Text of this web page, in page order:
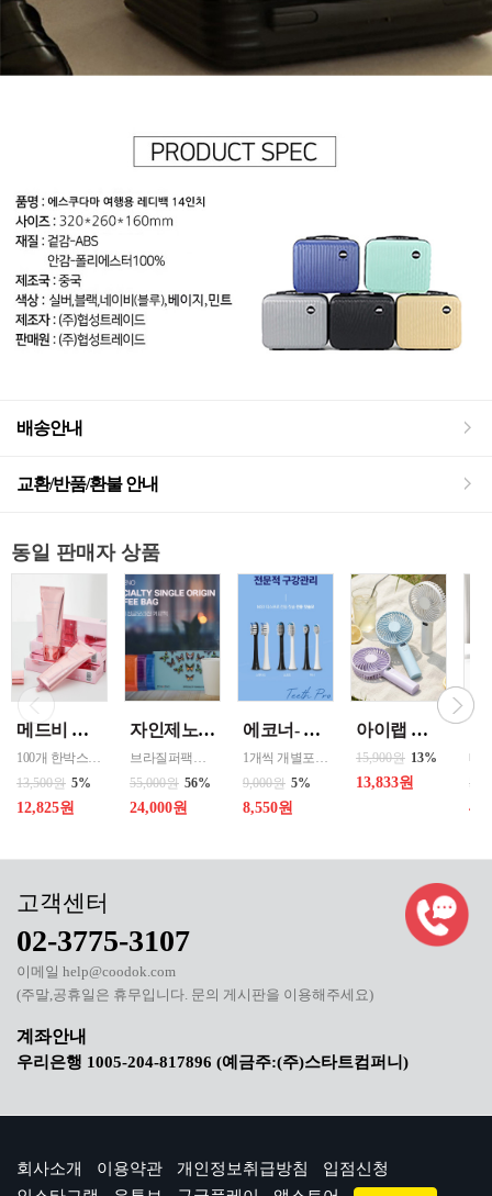
배송안내
교환/반품/환불 안내
동일 판매자 상품
메드비 원더핏 비비 13호 50ml
13,500원 5%
12,825원
자인제노 3종 21입 싱글 로스팅 커피백 13ml 고용량 1케이스 단위 판매
55,000원 56%
24,000원
에코너- MS2 티스프로 음파 전동칫솔모 1입 단품 *3개 / 색상선택 화이트 블랙 선택
9,000원 5%
8,550원
아이랩 클래식 LED 팬 2026년신형 3단계바람조절 LED 무선 테이블가능
15,900원 13%
13,833원
02-3775-3107
이메일 help@coodok.com
(주말,공휴일은 휴무입니다. 문의 게시판을 이용해주세요)
우리은행 1005-204-817896 (예금주:(주)스타트컴퍼니)
회사소개 이용약관 개인정보취급방침
입점신청